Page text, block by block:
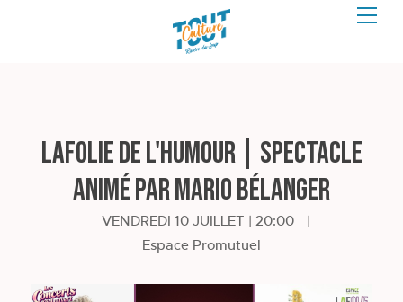
LAFolie de l'humour | Spectacle
animé par Mario Bélanger
VENDREDI 10 JUILLET | 20:00
|
Espace Promutuel